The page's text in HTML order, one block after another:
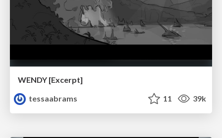
WENDY [Excerpt]
tessaabrams
11 39k